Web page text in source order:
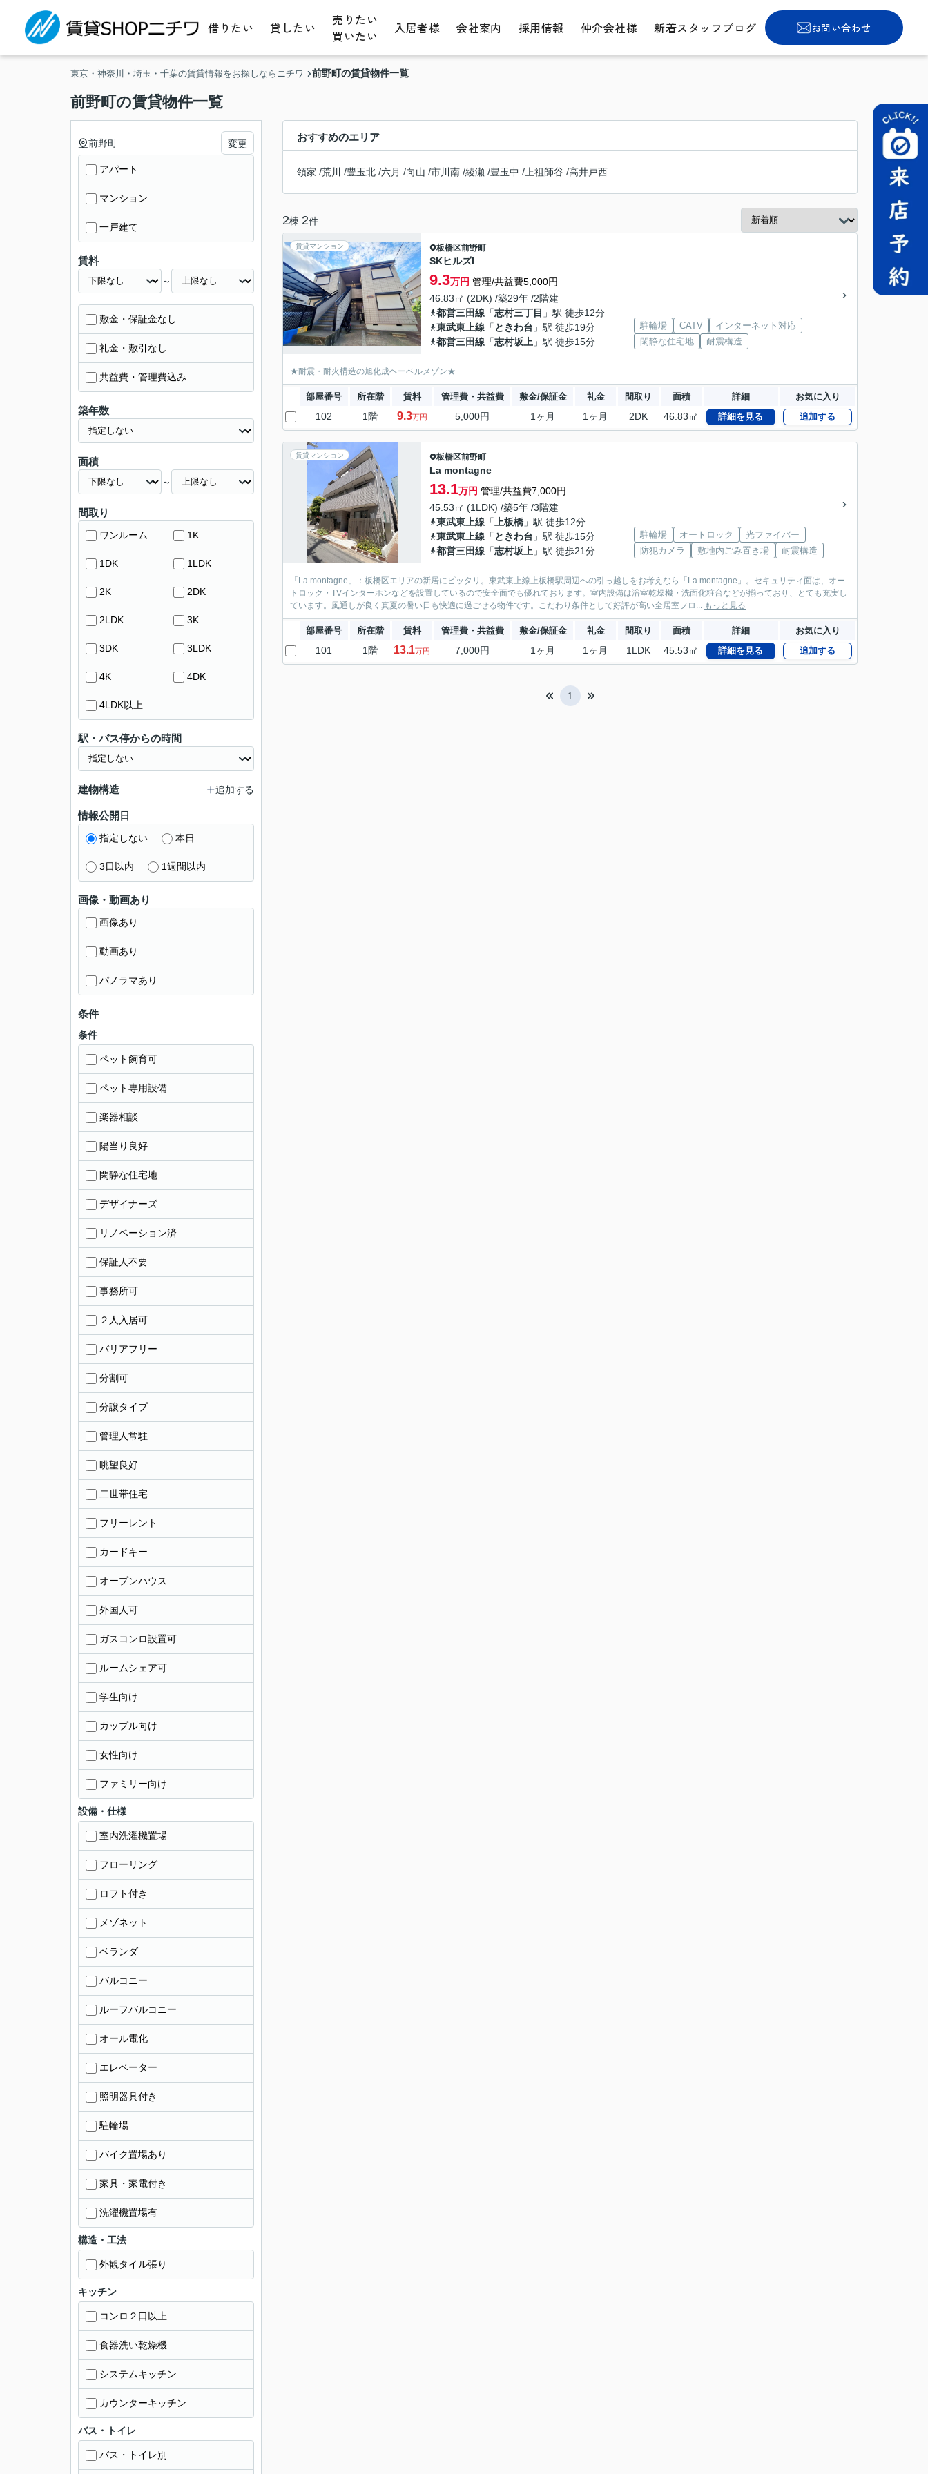
借りたい 貸したい
売りたい
買いたい
入居者様 会社案内 採用情報 仲介会社様 新着スタッフブログ お問い合わせ
東京・神奈川・埼玉・千葉の賃貸情報をお探しならニチワ 前野町の賃貸物件一覧
前野町の賃貸物件一覧
おすすめのエリア
領家 /荒川 /豊玉北 /六月 /向山 /市川南 /綾瀬 /豊玉中 / 上祖師谷 /高井戸西
2棟 2件
賃貸マンション 板橋区前野町
SKヒルズI
9.3万円 管理/共益費5,000円
46.83㎡ (2DK) /築29年 /2階建
都営三田線 「志村三丁目 」駅 徒歩12分
東武東上線 「 ときわ台 」駅 徒歩19分
都営三田線 「志村坂上 」駅 徒歩15分
駐輪場 CATV
インターネット対応
閑静な住宅地
耐震構造
★耐震・耐火構造の旭化成ヘーベルメゾン★
部屋番号 所在階 賃料 管理費・共益費 敷金/保証金 礼金 間取り 面積 詳細 お気に入り
102 1階 9.3万円 5,000円 1ヶ月 1ヶ月 2DK 46.83㎡ 詳細を見る 追加する
賃貸マンション 板橋区前野町
La montagne
13.1万円 管理/共益費7,000円
45.53㎡ (1LDK) /築5年 /3階建
東武東上線 「 上板橋 」駅 徒歩12分
東武東上線 「 ときわ台 」駅 徒歩15分
都営三田線 「志村坂上 」駅 徒歩21分
駐輪場 オートロック
光ファイバー
防犯カメラ
敷地内ごみ置き場 耐震構造
「La montagne」：板橋区エリアの新居にピッタリ。東武東上線上板橋駅周辺への引っ越しをお考えなら「La montagne」。セキュリティ面は、オー
トロック・TVインターホンなどを設置しているので安全面でも優れております。室内設備は浴室乾燥機・洗面化粧台などが揃っており、とても充実し
ています。風通しが良く真夏の暑い日も快適に過ごせる物件です。こだわり条件として好評が高い全居室フロ... もっと見る
部屋番号 所在階 賃料 管理費・共益費 敷金/保証金 礼金 間取り 面積 詳細 お気に入り
101 1階 13.1万円 7,000円 1ヶ月 1ヶ月 1LDK 45.53㎡ 詳細を見る 追加する
1
前野町 変更
アパート
マンション
一戸建て
賃料
～
敷金・保証金なし
礼金・敷引なし
共益費・管理費込み
築年数
面積
～
間取り
ワンルーム 1K
1DK 1LDK
2K 2DK
2LDK 3K
3DK 3LDK
4K 4DK
4LDK以上
駅・バス停からの時間
建物構造 追加する
情報公開日
指定しない 本日
3日以内 1週間以内
画像・動画あり
画像あり
動画あり
パノラマあり
条件
条件
ペット飼育可
ペット専用設備
楽器相談
陽当り良好
閑静な住宅地
デザイナーズ
リノベーション済
保証人不要
事務所可
２人入居可
バリアフリー
分割可
分譲タイプ
管理人常駐
眺望良好
二世帯住宅
フリーレント
カードキー
オープンハウス
外国人可
ガスコンロ設置可
ルームシェア可
学生向け
カップル向け
女性向け
ファミリー向け
設備・仕様
室内洗濯機置場
フローリング
ロフト付き
メゾネット
ベランダ
バルコニー
ルーフバルコニー
オール電化
エレベーター
照明器具付き
駐輪場
バイク置場あり
家具・家電付き
洗濯機置場有
構造・工法
外観タイル張り
キッチン
コンロ２口以上
食器洗い乾燥機
システムキッチン
カウンターキッチン
バス・トイレ
バス・トイレ別